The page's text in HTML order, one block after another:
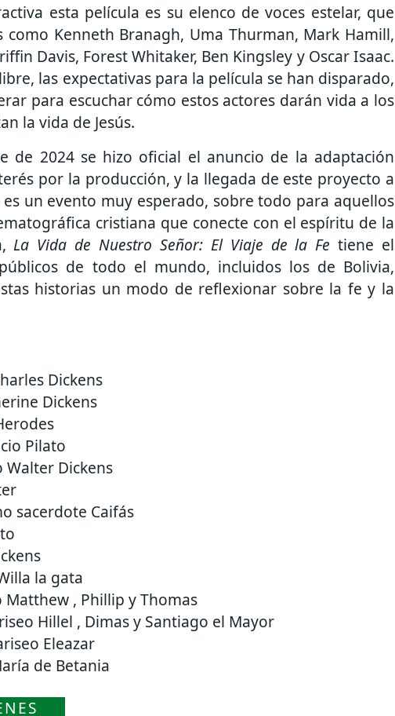
esta película es su elenco de voces estelar, que
como Kenneth Branagh, Uma Thurman, Mark Hamill,
Davis, Forest Whitaker, Ben Kingsley y Oscar Isaac.
las expectativas para la película se han disparado,
para escuchar cómo estos actores darán vida a los
la vida de Jesús.
de 2024 se hizo oficial el anuncio de la adaptación
por la producción, y la llegada de este proyecto a
un evento muy esperado, sobre todo para aquellos
cristiana que conecte con el espíritu de la
La Vida de Nuestro Señor: El Viaje de la Fe tiene el
de todo el mundo, incluidos los de Bolivia,
historias un modo de reflexionar sobre la fe y la
Dickens
Dickens
Pilato
Walter Dickens
sacerdote Caifás
la gata
Matthew , Phillip y Thomas
Hillel , Dimas y Santiago el Mayor
Eleazar
de Betania